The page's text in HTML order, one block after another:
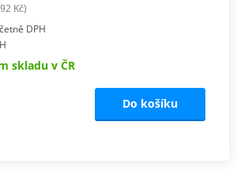
Kč)
DPH
skladu v ČR
Do košíku